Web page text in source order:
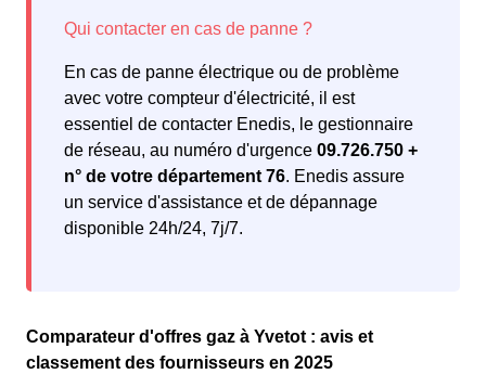
En cas de panne électrique ou de problème
avec votre compteur d'électricité, il est
essentiel de contacter Enedis, le gestionnaire
de réseau, au numéro d'urgence 09.726.750 +
n° de votre département 76. Enedis assure
un service d'assistance et de dépannage
disponible 24h/24, 7j/7.
Comparateur d'offres gaz à Yvetot : avis et
classement des fournisseurs en 2025